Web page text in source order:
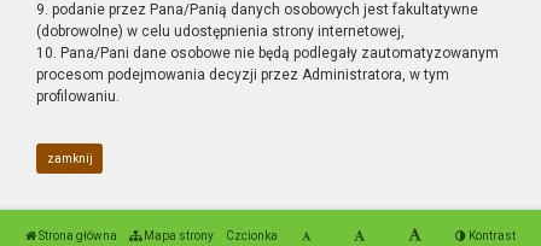
9. podanie przez Pana/Panią danych osobowych jest fakultatywne
(dobrowolne) w celu udostępnienia strony internetowej,
10. Pana/Pani dane osobowe nie będą podlegały zautomatyzowanym
procesom podejmowania decyzji przez Administratora, w tym
profilowaniu.
zamknij
Strona główna Mapa strony Czcionka Kontrast